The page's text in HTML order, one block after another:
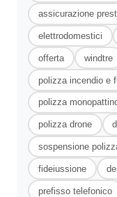
assicurazione
elettrodomestici
offerta windtre
polizza incendio e
polizza
polizza drone
sospensione
fideiussione
prefisso telefonico